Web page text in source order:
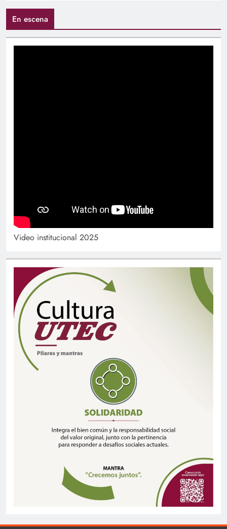
En escena
Video institucional 2025